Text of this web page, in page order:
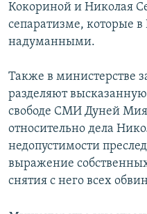
Кокориной и Николая
сепаратизме, которые в
надуманными.
Также в министерстве
разделяют
свободе СМИ Дуней
относительно дела
недопустимости
выражение
снятия с него всех